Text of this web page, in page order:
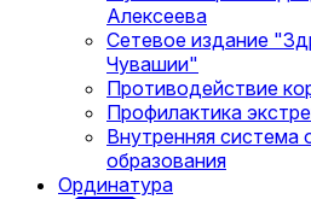
Алексеева
Сетевое издание
Чувашии"
Противодействие
Профилактика
Внутренняя система
образования
Ординатура